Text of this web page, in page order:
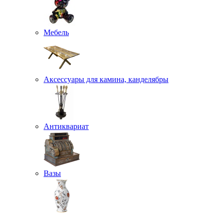
Мебель
Аксессуары для камина, канделябры
Антиквариат
Вазы